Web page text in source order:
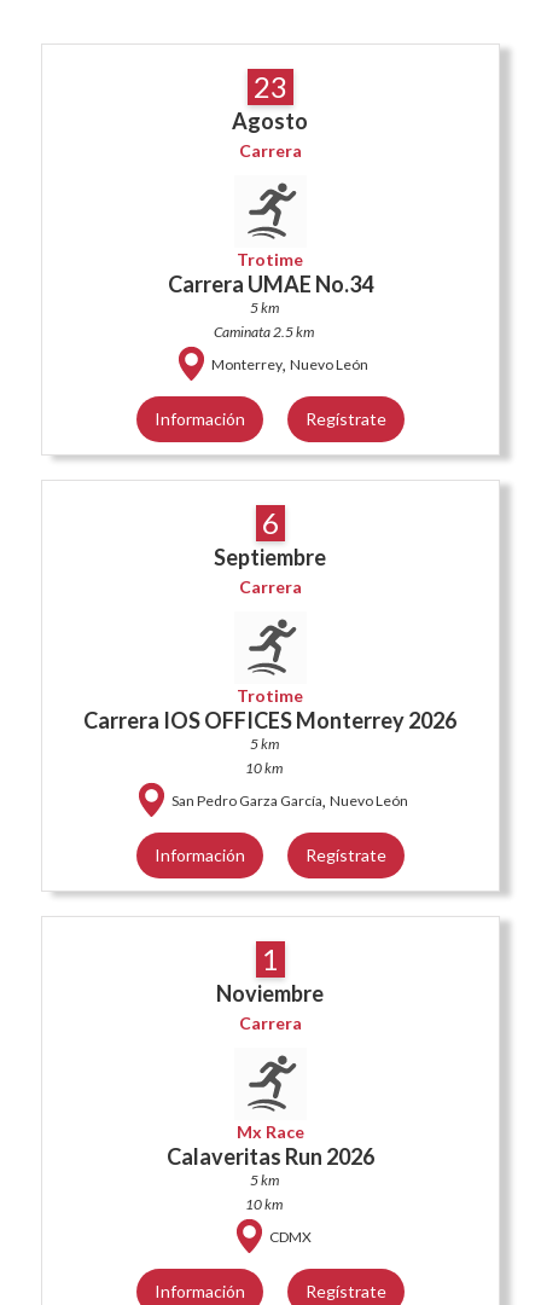
23
Agosto
Carrera
Trotime
Carrera UMAE No.34
5 km
Caminata 2.5 km
Monterrey, Nuevo León
Información Regístrate
6
Septiembre
Carrera
Trotime
Carrera IOS OFFICES Monterrey 2026
5 km
10 km
San Pedro Garza García, Nuevo León
Información Regístrate
1
Noviembre
Carrera
Mx Race
Calaveritas Run 2026
5 km
10 km
CDMX
Información Regístrate